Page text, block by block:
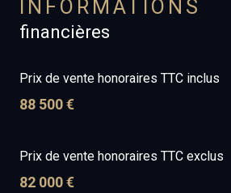
INFORMATIONS
financières
Prix de vente honoraires TTC inclus
88 500 €
Prix de vente honoraires TTC exclus
82 000 €